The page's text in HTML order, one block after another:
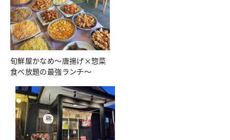
旬鮮屋かなめ～唐揚げ×惣菜
食べ放題の最強ランチ～